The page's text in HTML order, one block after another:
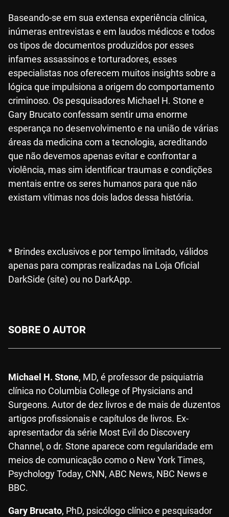
Baseando-se em sua extensa experiência clínica,
inúmeras entrevistas e em laudos médicos e todos
os tipos de documentos produzidos por esses
infames assassinos e torturadores, esses
especialistas nos oferecem muitos insights sobre a
lógica que impulsiona a origem do comportamento
criminoso. Os pesquisadores Michael H. Stone e
Gary Brucato confessam sentir uma enorme
esperança no desenvolvimento e na união de várias
áreas da medicina com a tecnologia, acreditando
que não devemos apenas evitar e confrontar a
violência, mas sim identificar traumas e condições
mentais entre os seres humanos para que não
existam vítimas nos dois lados dessa história.
* Brindes exclusivos e por tempo limitado, válidos
apenas para compras realizadas na Loja Oficial
DarkSide (site) ou no DarkApp.
SOBRE O AUTOR
Michael H. Stone, MD, é professor de psiquiatria
clínica no Columbia College of Physicians and
Surgeons. Autor de dez livros e de mais de duzentos
artigos profissionais e capítulos de livros. Ex-
apresentador da série Most Evil do Discovery
Channel, o dr. Stone aparece com regularidade em
meios de comunicação como o New York Times,
Psychology Today, CNN, ABC News, NBC News e
BBC.
Gary Brucato, PhD, psicólogo clínico e pesquisador